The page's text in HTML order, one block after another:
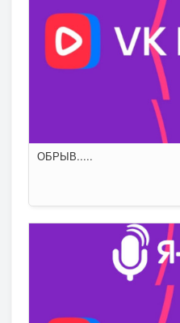
ОБРЫВ.....